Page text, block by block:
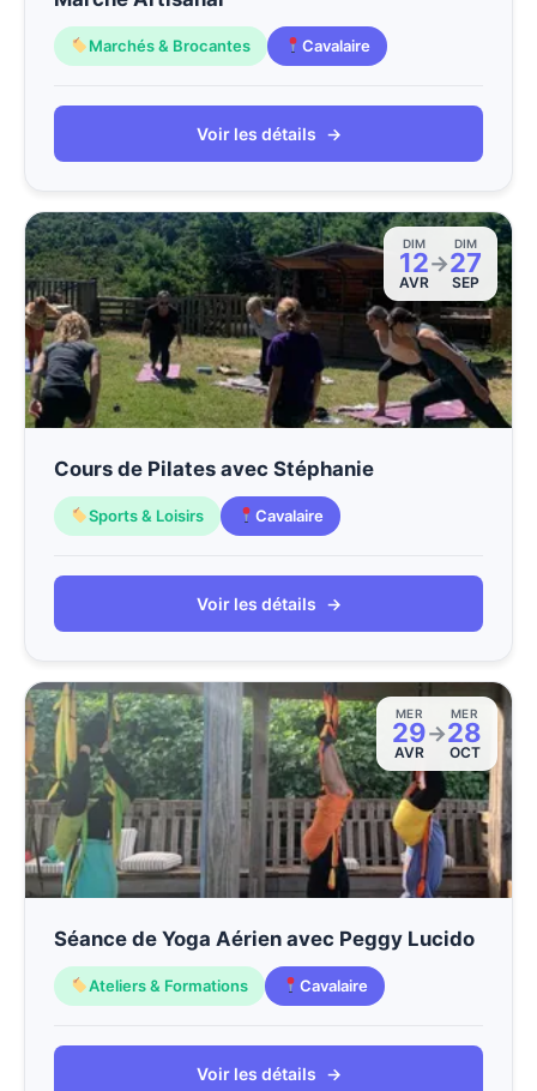
Marchés & Brocantes Cavalaire
Voir les détails →
DIM
12
AVR
→
DIM
27
SEP
Cours de Pilates avec Stéphanie
Sports & Loisirs Cavalaire
Voir les détails →
MER
29
AVR
→
MER
28
OCT
Séance de Yoga Aérien avec Peggy Lucido
Ateliers & Formations Cavalaire
Voir les détails →